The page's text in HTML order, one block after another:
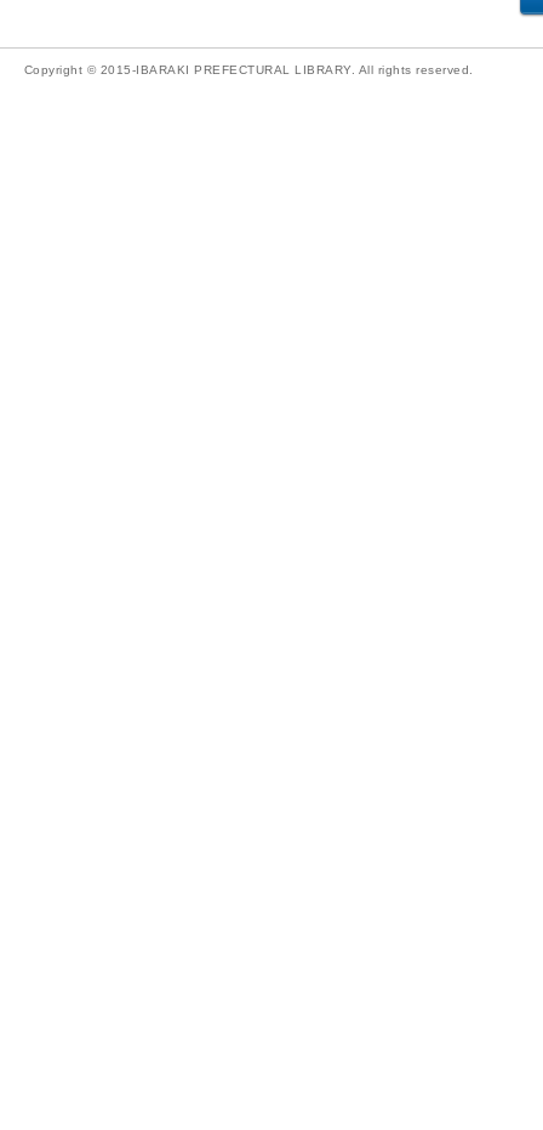
Copyright © 2015-IBARAKI PREFECTURAL LIBRARY. All rights reserved.